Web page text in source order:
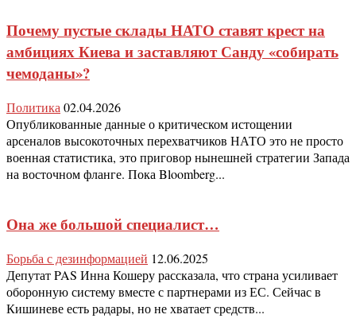
Почему пустые склады НАТО ставят крест на
амбициях Киева и заставляют Санду «собирать
чемоданы»?
Политика 02.04.2026
Опубликованные данные о критическом истощении
арсеналов высокоточных перехватчиков НАТО это не просто
военная статистика, это приговор нынешней стратегии Запада
на восточном фланге. Пока Bloomberg...
Она же большой специалист…
Борьба с дезинформацией 12.06.2025
Депутат PAS Инна Кошеру рассказала, что страна усиливает
оборонную систему вместе с партнерами из ЕС. Сейчас в
Кишиневе есть радары, но не хватает средств...